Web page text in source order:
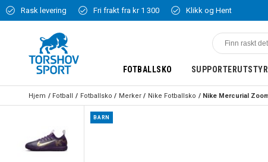
Rask levering Fri frakt fra kr 1 300 Klikk og Hent
FOTBALLSKO SUPPORTERUTSTYR
Hjem Fotball Fotballsko Merker Nike Fotballsko
BARN